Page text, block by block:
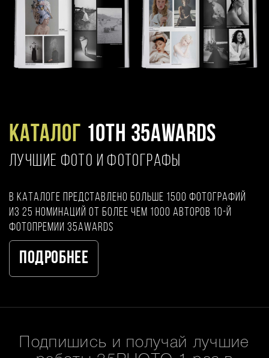
Каталог 10TH 35AWARDS
ЛУЧШИЕ ФОТО И ФОТОГРАФЫ
В каталоге представлено больше 1500 фотографий
из 25 номинаций от более чем 1000 авторов 10-й
фотопремии 35AWARDS
Подробнее
Подпишись и получай лучшие